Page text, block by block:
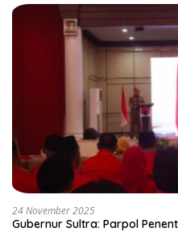
24 November 2025
Gubernur Sultra: Parpol